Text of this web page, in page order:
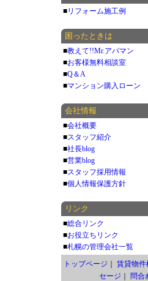
■リフォーム施工例
困ったときは
■教えて!!Mr.アパマン
■お客様無料相談室
■Q＆A
■マンション購入ローン
会社情報
■会社概要
■スタッフ紹介
■社長blog
■営業blog
■スタッフ採用情報
■個人情報保護方針
リンク
■総合リンク
■お役立ちリンク
■札幌の管理会社一覧
トップページ
賃貸物件
セージ
問合